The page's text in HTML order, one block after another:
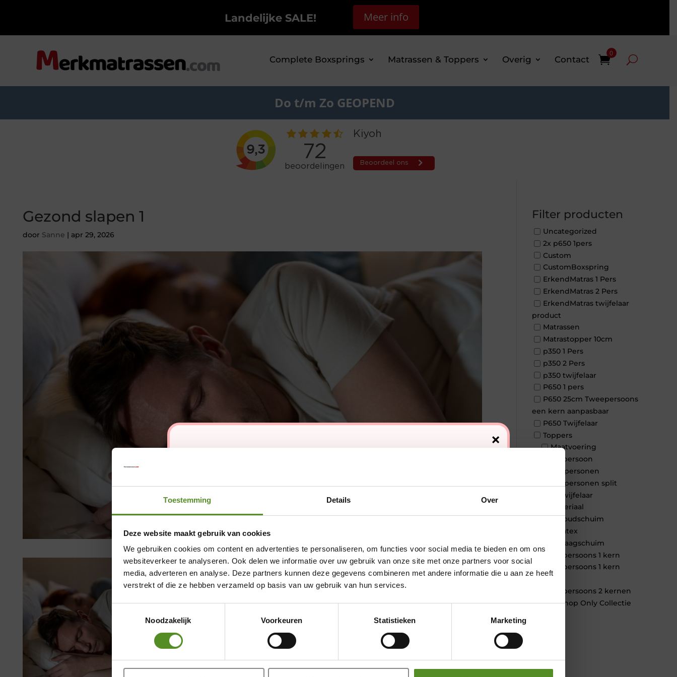
Toestemming Details Over
Deze website maakt gebruik van cookies
We gebruiken cookies om content en advertenties te personaliseren, om functies voor social media te bieden en om ons
websiteverkeer te analyseren. Ook delen we informatie over uw gebruik van onze site met onze partners voor social
media, adverteren en analyse. Deze partners kunnen deze gegevens combineren met andere informatie die u aan ze heeft
verstrekt of die ze hebben verzameld op basis van uw gebruik van hun services.
Noodzakelijk
Voorkeuren Statistieken Marketing
Landelijke SALE! Meer info
Complete Boxsprings Matrassen & Toppers Overig Contact
0
Do t/m Zo GEOPEND
Gezond slapen 1
door Sanne | apr 29, 2026
Filter producten
Uncategorized
2x p650 1pers
Custom
CustomBoxspring
ErkendMatras 1 Pers
ErkendMatras 2 Pers
ErkendMatras twijfelaar
product
Matrassen
Matrastopper 10cm
p350 1 Pers
p350 2 Pers
p350 twijfelaar
P650 1 pers
P650 25cm Tweepersoons
een kern aanpasbaar
P650 Twijfelaar
Toppers
Maatvoering
1 persoon
2 personen
2 personen split
Twijfelaar
Materiaal
Koudschuim
Latex
Traagschuim
Tweepersoons 1 kern
Tweepersoons 1 kern
product
Tweepersoons 2 kernen
Webshop Only Collectie
Showroom Breda
Donderdag 12:00 – 17:00
Vrijdag 12:00 – 17:00
Zaterdag 12:00 – 17:00
×